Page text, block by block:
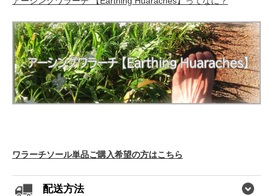
ワラーチソール単品ご購入希望の方はこちら
配送方法